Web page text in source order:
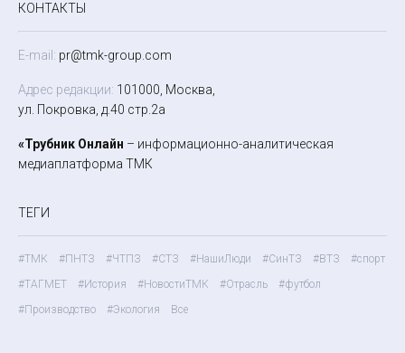
КОНТАКТЫ
E-mail: pr@tmk-group.com
Адрес редакции: 101000, Москва,
ул. Покровка, д.40 стр.2а
«Трубник Онлайн – информационно-аналитическая
медиаплатформа ТМК
ТЕГИ
#ТМК #ПНТЗ #ЧТПЗ #СТЗ #НашиЛюди #СинТЗ #ВТЗ
#спорт
#ТАГМЕТ
#История #НовостиТМК #Отрасль
#футбол
#Производство
#Экология Все